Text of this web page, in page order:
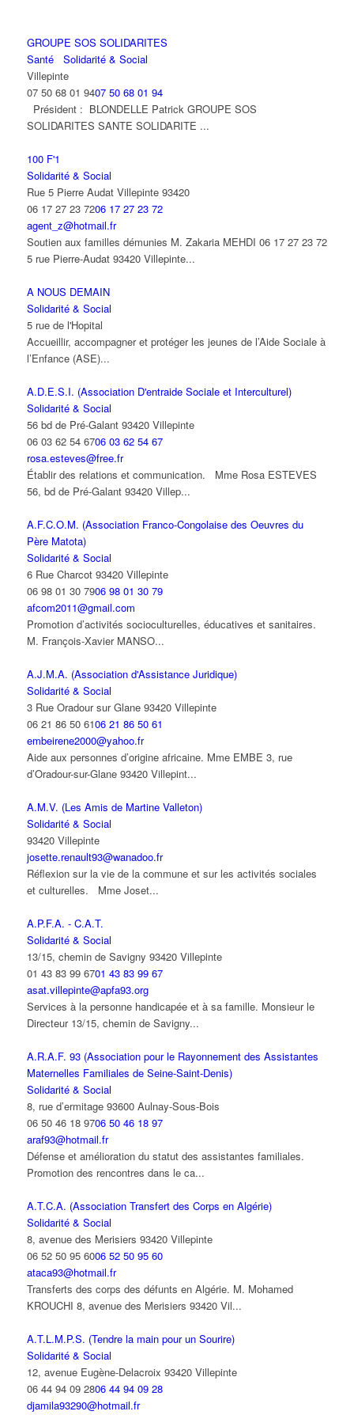
GROUPE SOS SOLIDARITES
Santé
Solidarité & Social
Villepinte
07 50 68 01 9407 50 68 01 94
Président : BLONDELLE Patrick GROUPE SOS
SOLIDARITES SANTE SOLIDARITE ...
100 F'1
Solidarité & Social
Rue 5 Pierre Audat Villepinte 93420
06 17 27 23 7206 17 27 23 72
agent_z@hotmail.fr
Soutien aux familles démunies M. Zakaria MEHDI 06 17 27 23 72
5 rue Pierre-Audat 93420 Villepinte...
A NOUS DEMAIN
Solidarité & Social
5 rue de l'Hopital
Accueillir, accompagner et protéger les jeunes de l’Aide Sociale à
l’Enfance (ASE)...
A.D.E.S.I. (Association D'entraide Sociale et Interculturel)
Solidarité & Social
56 bd de Pré-Galant 93420 Villepinte
06 03 62 54 6706 03 62 54 67
rosa.esteves@free.fr
Établir des relations et communication. Mme Rosa ESTEVES
56, bd de Pré-Galant 93420 Villep...
A.F.C.O.M. (Association Franco-Congolaise des Oeuvres du
Père Matota)
Solidarité & Social
6 Rue Charcot 93420 Villepinte
06 98 01 30 7906 98 01 30 79
afcom2011@gmail.com
Promotion d’activités socioculturelles, éducatives et sanitaires.
M. François-Xavier MANSO...
A.J.M.A. (Association d'Assistance Juridique)
Solidarité & Social
3 Rue Oradour sur Glane 93420 Villepinte
06 21 86 50 6106 21 86 50 61
embeirene2000@yahoo.fr
Aide aux personnes d’origine africaine. Mme EMBE 3, rue
d’Oradour-sur-Glane 93420 Villepint...
A.M.V. (Les Amis de Martine Valleton)
Solidarité & Social
93420 Villepinte
josette.renault93@wanadoo.fr
Réflexion sur la vie de la commune et sur les activités sociales
et culturelles. Mme Joset...
A.P.F.A. - C.A.T.
Solidarité & Social
13/15, chemin de Savigny 93420 Villepinte
01 43 83 99 6701 43 83 99 67
asat.villepinte@apfa93.org
Services à la personne handicapée et à sa famille. Monsieur le
Directeur 13/15, chemin de Savigny...
A.R.A.F. 93 (Association pour le Rayonnement des Assistantes
Maternelles Familiales de Seine-Saint-Denis)
Solidarité & Social
8, rue d’ermitage 93600 Aulnay-Sous-Bois
06 50 46 18 9706 50 46 18 97
araf93@hotmail.fr
Défense et amélioration du statut des assistantes familiales.
Promotion des rencontres dans le ca...
A.T.C.A. (Association Transfert des Corps en Algérie)
Solidarité & Social
8, avenue des Merisiers 93420 Villepinte
06 52 50 95 6006 52 50 95 60
ataca93@hotmail.fr
Transferts des corps des défunts en Algérie. M. Mohamed
KROUCHI 8, avenue des Merisiers 93420 Vil...
A.T.L.M.P.S. (Tendre la main pour un Sourire)
Solidarité & Social
12, avenue Eugène-Delacroix 93420 Villepinte
06 44 94 09 2806 44 94 09 28
djamila93290@hotmail.fr